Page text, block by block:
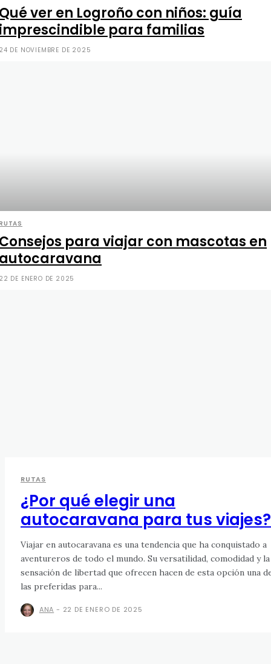
ver en Logroño con niños: guía
para familias
DE NOVIEMBRE DE 2025
para viajar con mascotas en
DE ENERO DE 2025
RUTAS
¿Por qué elegir una
autocaravana para tus viajes?
Viajar en autocaravana es una tendencia que ha conquistado a
aventureros de todo el mundo. Su versatilidad, comodidad y la
sensación de libertad que ofrecen hacen de esta opción una
las preferidas para...
ANA - 22 DE ENERO DE 2025